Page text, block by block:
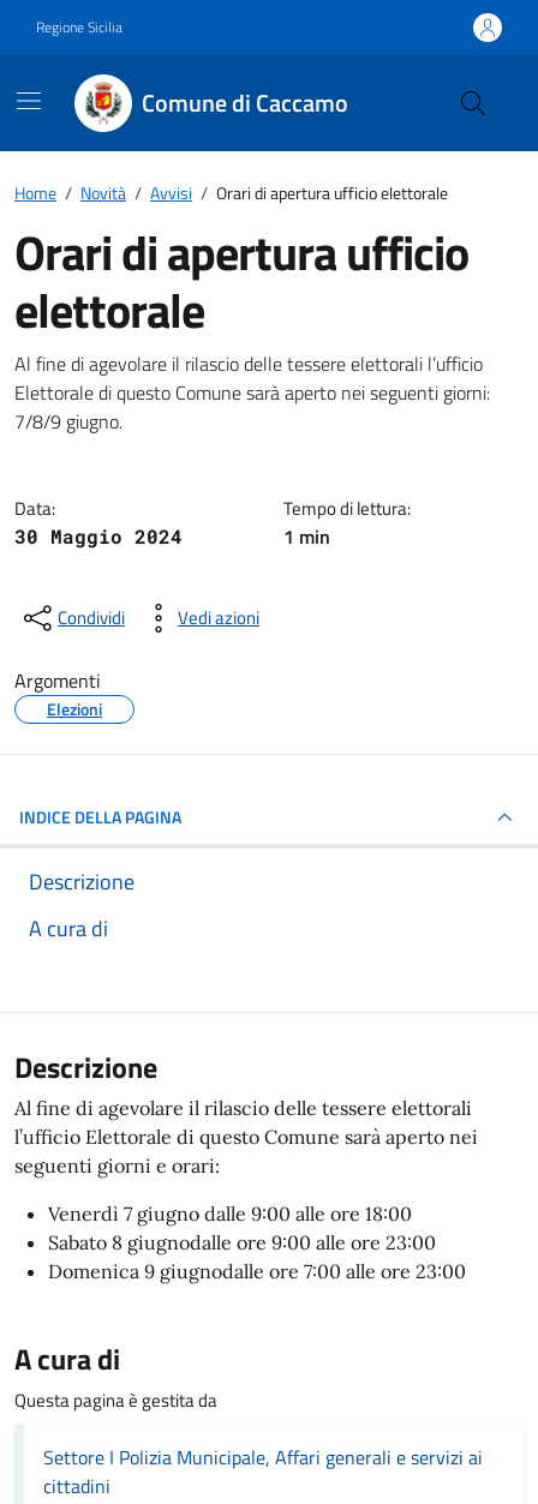
Regione Sicilia
Comune di Caccamo
Home / Novità / Avvisi / Orari di apertura ufficio elettorale
Orari di apertura ufficio
elettorale
Dettagli della notizia
Al fine di agevolare il rilascio delle tessere elettorali l’ufficio
Elettorale di questo Comune sarà aperto nei seguenti giorni:
7/8/9 giugno.
Data:
30 Maggio 2024
Tempo di lettura:
1 min
Condividi Vedi azioni
Argomenti
Elezioni
INDICE DELLA PAGINA
Descrizione
A cura di
Descrizione
Al fine di agevolare il rilascio delle tessere elettorali
l’ufficio Elettorale di questo Comune sarà aperto nei
seguenti giorni e orari:
Venerdì 7 giugno dalle 9:00 alle ore 18:00
Sabato 8 giugnodalle ore 9:00 alle ore 23:00
Domenica 9 giugno​dalle ore 7:00 alle ore 23:00
A cura di
Questa pagina è gestita da
Settore I Polizia Municipale, Affari generali e servizi ai
cittadini